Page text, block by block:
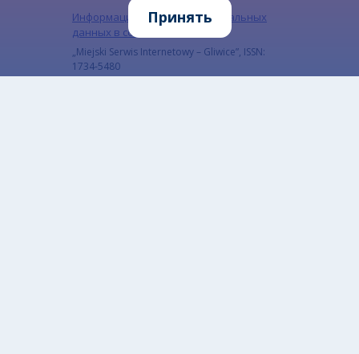
Информация о защите персональных
данных в социальных сетях
„Miejski Serwis Internetowy – Gliwice”, ISSN:
1734-5480
Принять